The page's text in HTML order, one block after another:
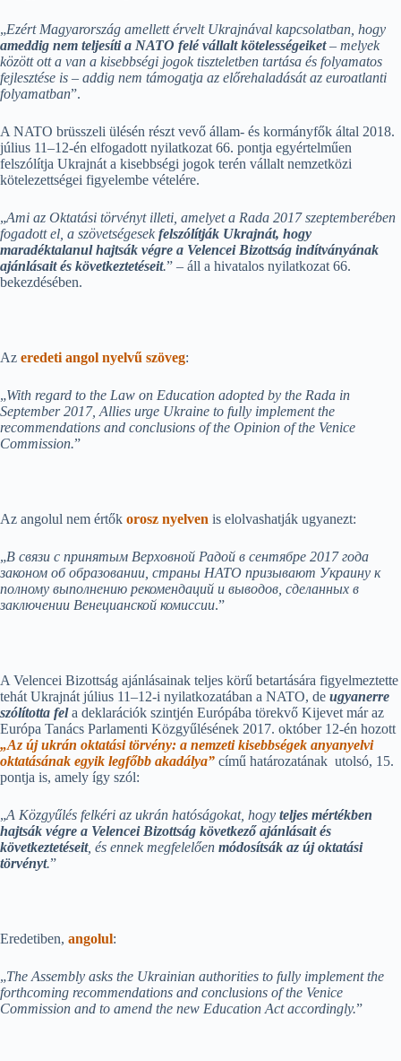
„Ezért Magyarország amellett érvelt Ukrajnával kapcsolatban, hogy
ameddig nem teljesíti a NATO felé vállalt kötelességeiket– melyek
között ott a van a kisebbségi jogok tiszteletben tartása és folyamatos
fejlesztése is – addig nem támogatja az előrehaladását az euroatlanti
folyamatban”.
A NATO brüsszeli ülésén részt vevő állam- és kormányfők által 2018.
július 11–12-én elfogadott nyilatkozat 66. pontja egyértelműen
felszólítja Ukrajnát a kisebbségi jogok terén vállalt nemzetközi
kötelezettségei figyelembe vételére.
„Ami az Oktatási törvényt illeti, amelyet a Rada 2017 szeptemberében
fogadott el, a szövetségesek felszólítják Ukrajnát, hogy
maradéktalanul hajtsák végre a Velencei Bizottság indítványának
ajánlásait és következtetéseit.” – áll a hivatalos nyilatkozat 66.
bekezdésében.
Az eredeti angol nyelvű szöveg:
„With regard to the Law on Education adopted by the Rada in
September 2017, Allies urge Ukraine to fully implement the
recommendations and conclusions of the Opinion of the Venice
Commission.”
Az angolul nem értők orosz nyelven is elolvashatják ugyanezt:
„В связи с принятым Верховной Радой в сентябре 2017 года
законом об образовании, страны НАТО призывают Украину к
полному выполнению рекомендаций и выводов, сделанных в
заключении Венецианской комиссии.”
A Velencei Bizottság ajánlásainak teljes körű betartására figyelmeztette
tehát Ukrajnát július 11–12-i nyilatkozatában a NATO, de ugyanerre
szólította fela deklarációk szintjén Európába törekvő Kijevet már az
Európa Tanács Parlamenti Közgyűlésének 2017. október 12-én hozott
„Az új ukrán oktatási törvény: a nemzeti kisebbségek anyanyelvi
oktatásának egyik legfőbb akadálya” című határozatának utolsó, 15.
pontja is, amely így szól:
„A Közgyűlés felkéri az ukrán hatóságokat, hogy teljes mértékben
hajtsák végre a Velencei Bizottság következő ajánlásait és
következtetéseit, és ennek megfelelően módosítsák az új oktatási
törvényt.”
Eredetiben, angolul:
„The Assembly asks the Ukrainian authorities to fully implement the
forthcoming recommendations and conclusions of the Venice
Commission and to amend the new Education Act accordingly.”